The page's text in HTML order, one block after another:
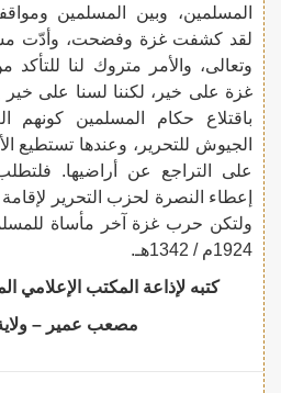
المسلمين، وبين المسلمين
لقد كشفت غزة وفضحت، وأدّت
وتعالى، والأمر متروك لنا
غزة على خير، لكننا لسنا على خير
باقتلاع حكام المسلمين كونهم
الجيوش للتحرير، وعندها تستطيع
على التراجع عن أراضيها.
إعطاء النصرة لحزب التحرير لإقامة
ولتكن حرب غزة آخر مأساة
1924م / 1342هـ.
كتبه لإذاعة المكتب الإعلامي
مصعب عمير –